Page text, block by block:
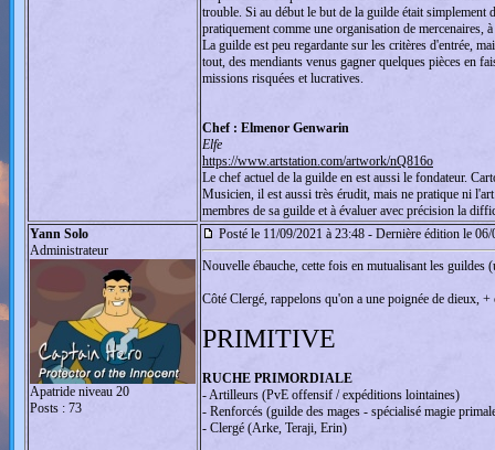
trouble. Si au début le but de la guilde était simplement
pratiquement comme une organisation de
La guilde est peu regardante sur les critères d'entrée,
tout, des mendiants venus gagner quelques pièces en
missions risquées et lucratives.
Chef : Elmenor Genwarin
Elfe
https://www.artstation.com/artwork/nQ816o
Le chef actuel de la guilde en est aussi le fondateur.
Musicien, il est aussi très érudit, mais ne pratique ni
membres de sa guilde et à évaluer avec précision la
Yann Solo
Administrateur
Apatride niveau 20
Posts : 73
Posté le 11/09/2021 à 23:48 - Dernière édition le
Nouvelle ébauche, cette fois en mutualisant les
Côté Clergé, rappelons qu'on a une poignée de dieux,
PRIMITIVE
RUCHE PRIMORDIALE
- Artilleurs (PvE offensif / expéditions lointaines)
- Renforcés (guilde des mages - spécialisé magie
- Clergé (Arke, Teraji, Erin)